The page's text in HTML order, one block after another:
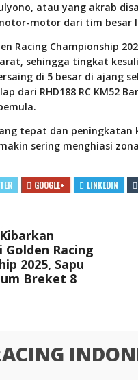
atau yang akrab
motor dari tim besar
Racing Championship
sehingga tingkat
di 5 besar di ajang
dari RHD188 RC KM52
tepat dan
sering menghiasi
GOOGLE+ LINKEDIN
Golden Racing
2025, Sapu
Breket 8